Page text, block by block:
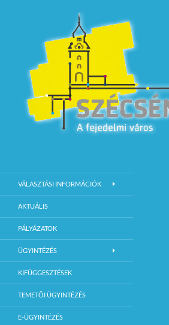
Szécsény Város Hivatalos Weboldala
VÁLASZTÁSI INFORMÁCIÓK
AKTUÁLIS
PÁLYÁZATOK
ÜGYINTÉZÉS
KIFÜGGESZTÉSEK
TEMETŐI ÜGYINTÉZÉS
E-ÜGYINTÉZÉS